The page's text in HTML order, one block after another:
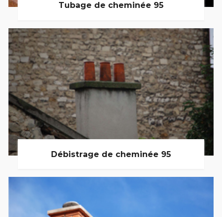
Tubage de cheminée 95
Débistrage de cheminée 95